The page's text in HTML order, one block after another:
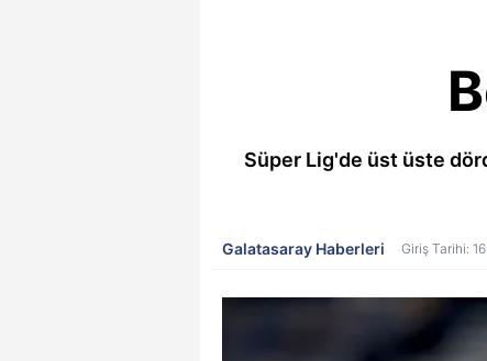
Süper Lig'de üst üste
Galatasaray Haberleri Giriş Tarihi: